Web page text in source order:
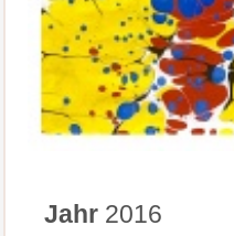
Jahr 2016